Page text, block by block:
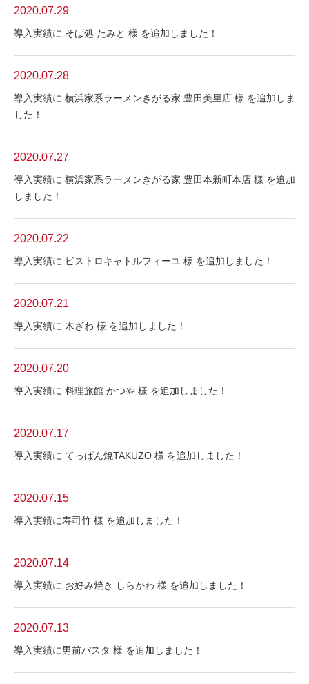
2020.07.29
導入実績に そば処 たみと 様 を追加しました！
2020.07.28
導入実績に 横浜家系ラーメンきがる家 豊田美里店 様 を追加しま
した！
2020.07.27
導入実績に 横浜家系ラーメンきがる家 豊田本新町本店 様 を追加
しました！
2020.07.22
導入実績に ビストロキャトルフィーユ 様 を追加しました！
2020.07.21
導入実績に 木ざわ 様 を追加しました！
2020.07.20
導入実績に 料理旅館 かつや 様 を追加しました！
2020.07.17
導入実績に てっぱん焼TAKUZO 様 を追加しました！
2020.07.15
導入実績に寿司竹 様 を追加しました！
2020.07.14
導入実績に お好み焼き しらかわ 様 を追加しました！
2020.07.13
導入実績に男前パスタ 様 を追加しました！